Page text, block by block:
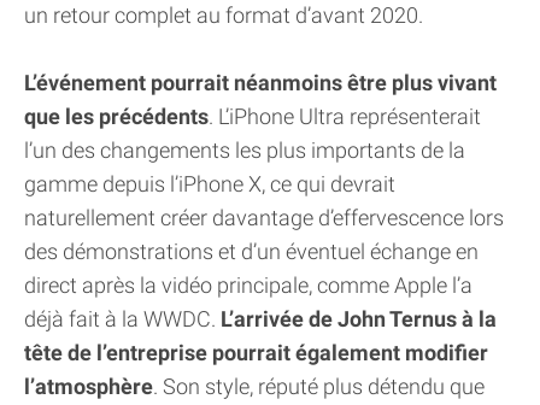
un retour complet au format d’avant 2020.
L’événement pourrait néanmoins être plus vivant
que les précédents. L’iPhone Ultra représenterait
l’un des changements les plus importants de la
gamme depuis l’iPhone X, ce qui devrait
naturellement créer davantage d’effervescence lors
des démonstrations et d’un éventuel échange en
direct après la vidéo principale, comme Apple l’a
déjà fait à la WWDC. L’arrivée de John Ternus à la
tête de l’entreprise pourrait également modifier
l’atmosphère. Son style, réputé plus détendu que